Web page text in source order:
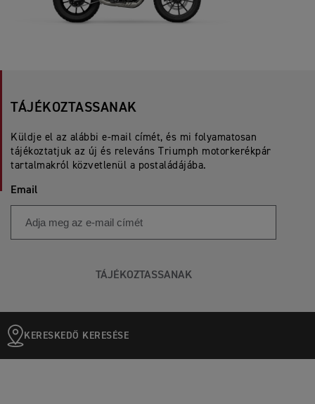
TÁJÉKOZTASSANAK
Küldje el az alábbi e-mail címét, és mi folyamatosan
tájékoztatjuk az új és releváns Triumph motorkerékpár
tartalmakról közvetlenül a postaládájába.
Email
TÁJÉKOZTASSANAK
KERESKEDŐ KERESÉSE